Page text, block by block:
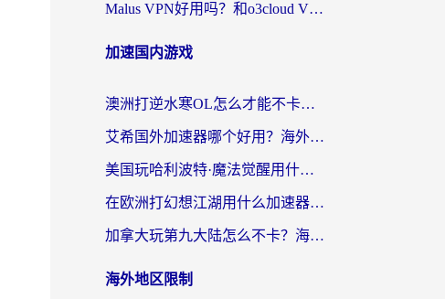
Malus VPN好用吗？和o3cloud VPN对比哪个回国效果更好？
加速国内游戏
澳洲打逆水寒OL怎么才能不卡？海外玩家国服游戏加速终极指南（附梦幻模拟战地铁跑酷解决办法）
艾希国外加速器哪个好用？海外玩家国服游戏畅玩终极指南（附欧洲玩鸣潮街头篮球实测）
美国玩哈利波特·魔法觉醒用什么加速器？告别延迟的终极指南（含免费QQ炫舞方案+印尼妄想山海秘籍）
在欧洲打幻想江湖用什么加速器好？海外玩家国服游戏畅玩指南
加拿大玩第九大陆怎么不卡？海外玩家国服游戏加速全攻略（附足球世界萤火突击实测）
海外地区限制